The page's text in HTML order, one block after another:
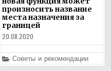
произносить название
места назначения за
границей
20.08.2020
Posted
in
Советы и рекомендации